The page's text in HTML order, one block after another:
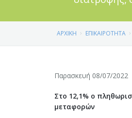
ΧΑΙΡΕΤΙΣΜΟΣ ΠΡΟΕΔΡΟΥ
ΦΩΤΟΓΡΑΦΙΕΣ
ΤΟ ΕΠΙΜΕΛΗΤΗΡΙΟ, ΤΑ
ΕΠΙΜΕΛΗΤΗΡΙΑΚΑ ΝΕΑ
ΕΦΗΜΕΡΙΔΑ ΕΠΙΜΕΛΗΤΗΡΙΟΥ
ΕΚΔΗΛΩΣΕΙΣ - ΗΜΕΡΙΔΕΣ
ΕΚΘΕΣΕΙΣ - ΕΠΙΧΕΙΡΗΜΑΤΙΚΕΣ
ΕΞΥΠΗΡΕΤΗΣΗ ΜΕΛΩΝ
ΕΙΔΙΚΗ ΠΛΗΡΟΦΟΡΗΣΗ
ΑΡΧΙΚΗ ΕΠΙΚΑΙΡΟΤΗΤΑ
Παρασκευή 08/07/2022
Στο 12,1% ο
μεταφορών